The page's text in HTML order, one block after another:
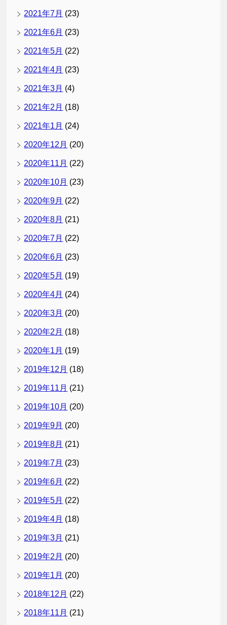
2021年7月 (23)
2021年6月 (23)
2021年5月 (22)
2021年4月 (23)
2021年3月 (4)
2021年2月 (18)
2021年1月 (24)
2020年12月 (20)
2020年11月 (22)
2020年10月 (23)
2020年9月 (22)
2020年8月 (21)
2020年7月 (22)
2020年6月 (23)
2020年5月 (19)
2020年4月 (24)
2020年3月 (20)
2020年2月 (18)
2020年1月 (19)
2019年12月 (18)
2019年11月 (21)
2019年10月 (20)
2019年9月 (20)
2019年8月 (21)
2019年7月 (23)
2019年6月 (22)
2019年5月 (22)
2019年4月 (18)
2019年3月 (21)
2019年2月 (20)
2019年1月 (20)
2018年12月 (22)
2018年11月 (21)